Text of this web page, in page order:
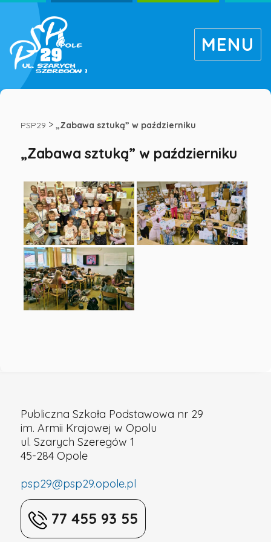
„Zabawa
sztuką”
w
październiku
Publiczna
Szkoła
w
Opolu
MENU
PSP29 >„Zabawa sztuką” w październiku
„Zabawa sztuką” w październiku
Publiczna Szkoła Podstawowa nr 29
im. Armii Krajowej w Opolu
ul. Szarych Szeregów 1
45-284 Opole
psp29@psp29.opole.pl
77 455 93 55